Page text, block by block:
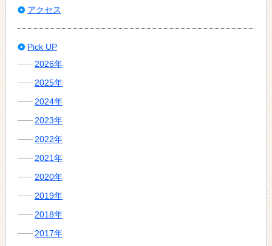
アクセス
Pick UP
2026年
2025年
2024年
2023年
2022年
2021年
2020年
2019年
2018年
2017年